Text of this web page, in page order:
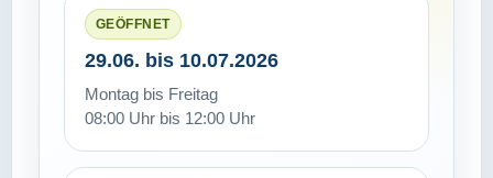
GEÖFFNET
29.06. bis 10.07.2026
Montag bis Freitag
08:00 Uhr bis 12:00 Uhr